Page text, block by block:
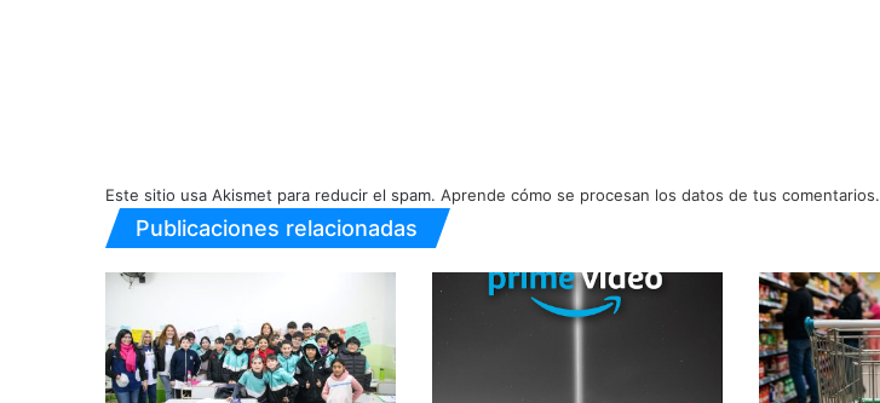
Este sitio usa Akismet para reducir el spam. Aprende cómo se procesan los datos de tus comentarios.
Publicaciones relacionadas